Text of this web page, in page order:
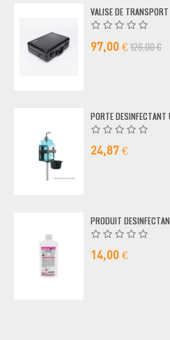
VALISE DE TRANSPORT
97,00 €126,00 €
PORTE DESINFECTANT
24,87 €
PRODUIT
14,00 €